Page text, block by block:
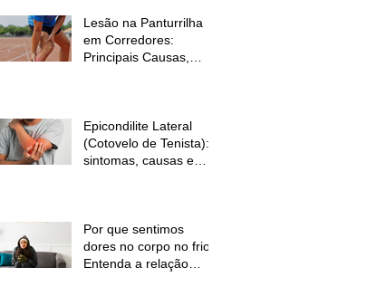
Lesão na Panturrilha
em Corredores:
Principais Causas,
Epicondilite Lateral
(Cotovelo de Tenista):
sintomas, causas e
Por que sentimos
dores no corpo no frio?
Entenda a relação